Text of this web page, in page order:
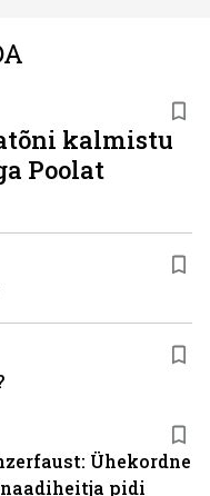
Ühekordne
pidi
kalmistu
Poolat